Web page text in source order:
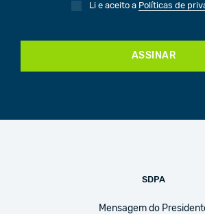
Li e aceito a Políticas de
ASSINAR
SDPA
Mensagem do